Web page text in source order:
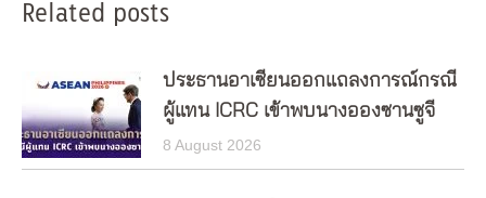
Related posts
ประธานอาเซียนออกแถลงการณ์กรณี
ผู้แทน ICRC เข้าพบนางอองซานซูจี
8 August 2026